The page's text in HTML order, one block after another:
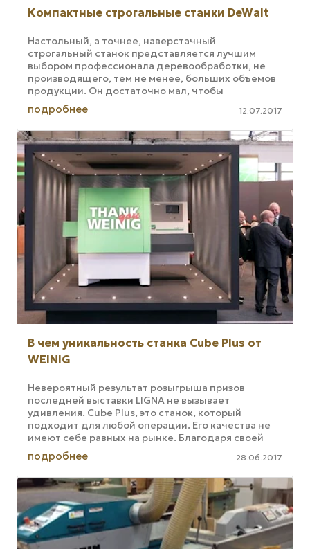
Компактные строгальные станки DeWalt
Настольный, а точнее, наверстачный
строгальный станок представляется лучшим
выбором профессионала деревообработки, не
производящего, тем не менее, больших объемов
продукции. Он достаточно мал, чтобы
уместиться в гараже, при этом его возможности ...
подробнее 12.07.2017
В чем уникальность станка Cube Plus от
WEINIG
Невероятный результат розыгрыша призов
последней выставки LIGNA не вызывает
удивления. Cube Plus, это станок, который
подходит для любой операции. Его качества не
имеют себе равных на рынке. Благодаря своей
интуитивной работе Cube Plus делает ...
подробнее 28.06.2017